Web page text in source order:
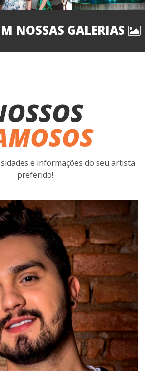
NOSSAS GALERIAS
e informações do seu artista
preferido!